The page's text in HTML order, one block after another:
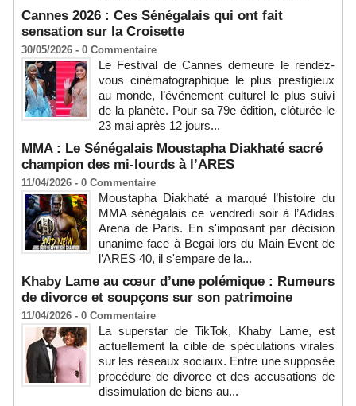
Cannes 2026 : Ces Sénégalais qui ont fait
sensation sur la Croisette
30/05/2026 - 0 Commentaire
Le Festival de Cannes demeure le rendez-
vous cinématographique le plus prestigieux
au monde, l’événement culturel le plus suivi
de la planète. Pour sa 79e édition, clôturée le
23 mai après 12 jours...
MMA : Le Sénégalais Moustapha Diakhaté sacré
champion des mi-lourds à l’ARES
11/04/2026 - 0 Commentaire
Moustapha Diakhaté a marqué l’histoire du
MMA sénégalais ce vendredi soir à l’Adidas
Arena de Paris. En s'imposant par décision
unanime face à Begai lors du Main Event de
l’ARES 40, il s'empare de la...
Khaby Lame au cœur d’une polémique : Rumeurs
de divorce et soupçons sur son patrimoine
11/04/2026 - 0 Commentaire
La superstar de TikTok, Khaby Lame, est
actuellement la cible de spéculations virales
sur les réseaux sociaux. Entre une supposée
procédure de divorce et des accusations de
dissimulation de biens au...